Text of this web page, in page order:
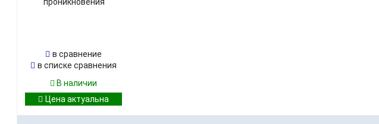
в сравнение
в списке сравнения
В наличии